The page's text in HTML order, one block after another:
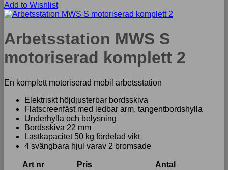
Add to Wishlist
Arbetsstation MWS S
motoriserad komplett 2
En komplett motoriserad mobil arbetsstation
Elektriskt höjdjusterbar bordsskiva
Flatscreenfäst med ledbar arm, tangentbordshylla
Underhylla och belysning
Bordsskiva 22 mm
Lastkapacitet 50 kg fördelad vikt
4 svängbara hjul varav 2 bromsade
Art nr Pris Antal